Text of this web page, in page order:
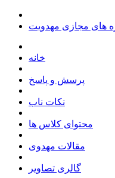
های مجازی مهدویت
خانه
پرسش و پاسخ
نکات ناب
محتوای کلاس ها
مقالات مهدوی
گالری تصاویر